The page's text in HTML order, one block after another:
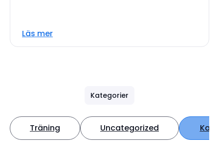
Läs mer
Kategorier
Träning Uncategorized Katt